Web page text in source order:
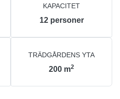
KAPACITET
12 personer
TRÄDGÅRDENS YTA
200 m2